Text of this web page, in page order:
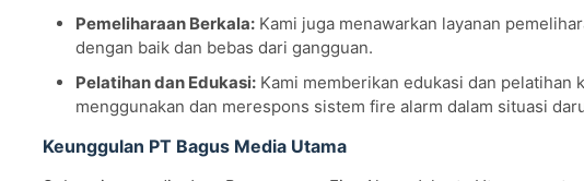
Pemeliharaan Berkala:Kami juga menawarkan layanan
dengan baik dan bebas dari gangguan.
Pelatihan dan Edukasi:Kami memberikan edukasi dan pelatihan
menggunakan dan merespons sistem fire alarm dalam situasi
Keunggulan PT Bagus Media Utama